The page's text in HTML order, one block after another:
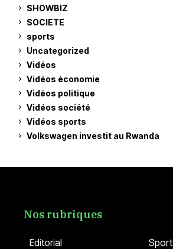
SHOWBIZ
SOCIETE
sports
Uncategorized
Vidéos
Vidéos économie
Vidéos politique
Vidéos société
Vidéos sports
Volkswagen investit au Rwanda
Editorial
Sport
Nos rubriques